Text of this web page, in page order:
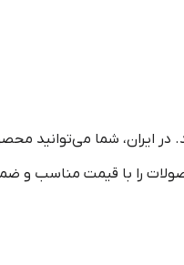
در ایران، شما می‌توانید
را با قیمت مناسب و